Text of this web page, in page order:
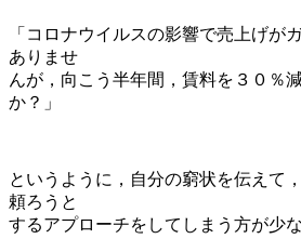
「コロナウイルスの影響で売上げが
ありませ
んが，向こう半年間，賃料を３０％
か？」
というように，自分の窮状を伝えて
頼ろうと
するアプローチをしてしまう方が少